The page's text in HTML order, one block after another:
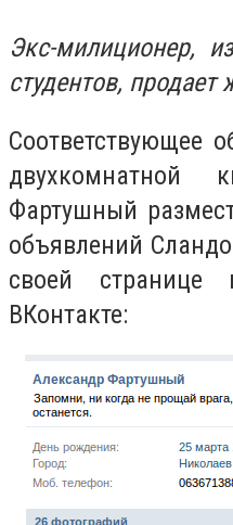
Экс-милиционер,
студентов, продает
Соответствующее
двухкомнатной
Фартушный
объявлений
своей странице
ВКонтакте: